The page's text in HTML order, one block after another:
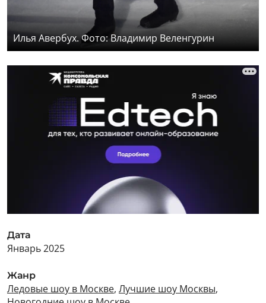
Илья Авербух. Фото: Владимир Веленгурин
Дата
Январь 2025
Жанр
Ледовые шоу в Москве, Лучшие шоу Москвы,